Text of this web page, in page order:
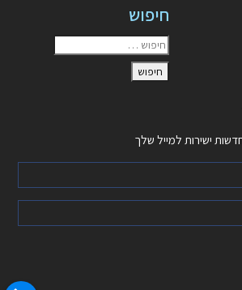
חיפוש
ישירות למייל שלך